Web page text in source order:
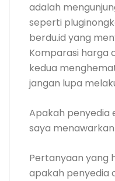
adalah
seperti
berdu.id yang
Komparasi harga
kedua
jangan lupa
Apakah penyedia
saya
Pertanyaan yang
apakah penyedia